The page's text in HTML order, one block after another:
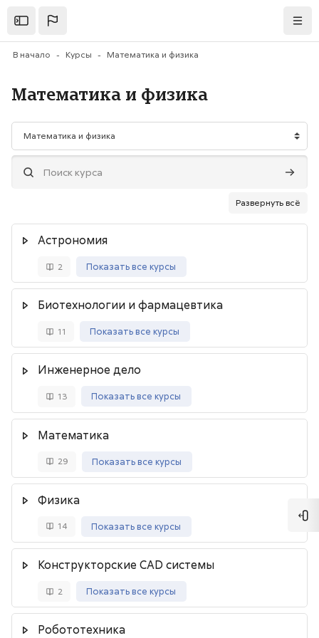
Открыть
В начало Курсы Математика и физика
Математика и физика
Категории курсов
Поиск курса Поиск
Развернуть всё
Астрономия
2 Показать все курсы
Биотехнологии и фармацевтика
11 Показать все курсы
Инженерное дело
13 Показать все курсы
Математика
29 Показать все курсы
Физика
14 Показать все курсы
Конструкторские CAD системы
2 Показать все курсы
Робототехника